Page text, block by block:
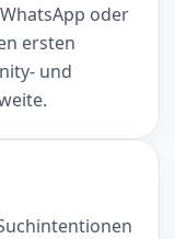
oder
ersten
und